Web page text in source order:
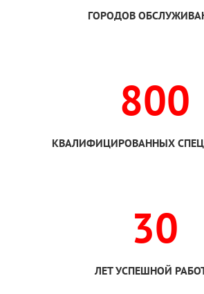
ГОРОДОВ
800
КВАЛИФИЦИРОВАННЫХ
30
ЛЕТ УСПЕШНОЙ